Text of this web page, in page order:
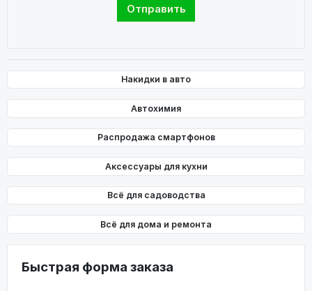
Накидки в авто
Автохимия
Распродажа смартфонов
Аксессуары для кухни
Всё для садоводства
Всё для дома и ремонта
Быстрая форма заказа